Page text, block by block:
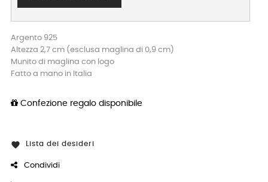
Argento 925
Altezza 2,7 cm (esclusa maglina di 0,9 cm)
Munito di maglina con logo
Fatto a mano in Italia
Confezione regalo disponibile
 Lista dei desideri
Condividi